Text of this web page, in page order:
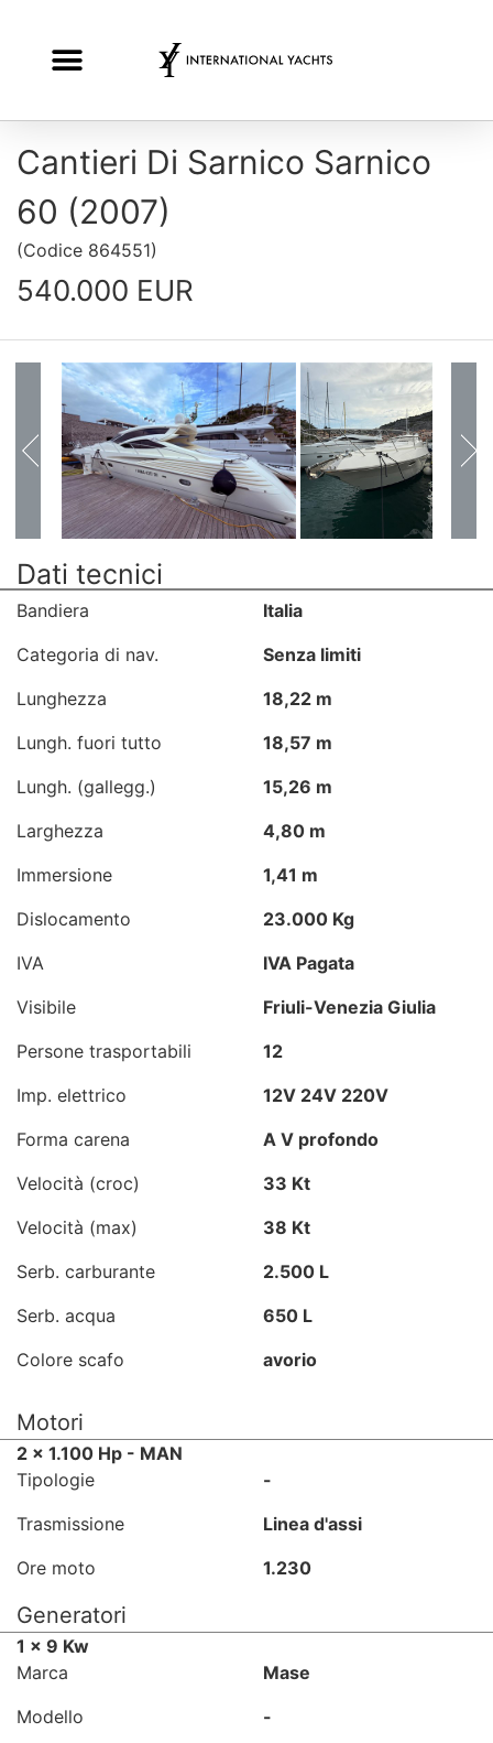
Cantieri Di Sarnico Sarnico
60 (2007)
(Codice 864551)
540.000 EUR
Dati tecnici
Bandiera
Italia
Categoria di nav.
Senza limiti
Lunghezza
18,22 m
Lungh. fuori tutto
18,57 m
Lungh. (gallegg.)
15,26 m
Larghezza
4,80 m
Immersione
1,41 m
Dislocamento
23.000 Kg
IVA
IVA Pagata
Visibile
Friuli-Venezia Giulia
Persone trasportabili
12
Imp. elettrico
12V 24V 220V
Forma carena
A V profondo
Velocità (croc)
33 Kt
Velocità (max)
38 Kt
Serb. carburante
2.500 L
Serb. acqua
650 L
Colore scafo
avorio
Motori
2 x 1.100 Hp - MAN
Tipologie
-
Trasmissione
Linea d'assi
Ore moto
1.230
Generatori
1 x 9 Kw
Marca
Mase
Modello
-